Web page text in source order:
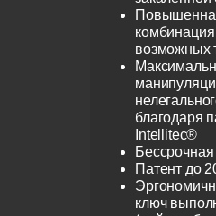
возможных
благодаря
Intellitec®
Патент до
ключ